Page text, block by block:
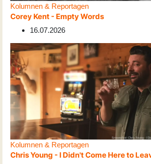
Kolumnen & Reportagen
Corey Kent - Empty Words
16.07.2026
Kolumnen & Reportagen
Chris Young - I Didn't Come Here to